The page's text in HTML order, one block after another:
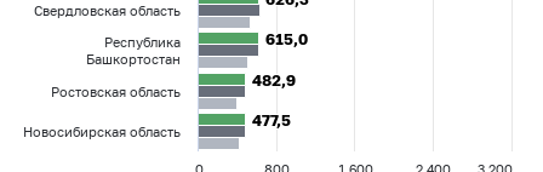
615,0
615,0
482,9
482,9
477,5
477,5
Свердловская область
Республика
Башкортостан
Ростовская область
Новосибирская область